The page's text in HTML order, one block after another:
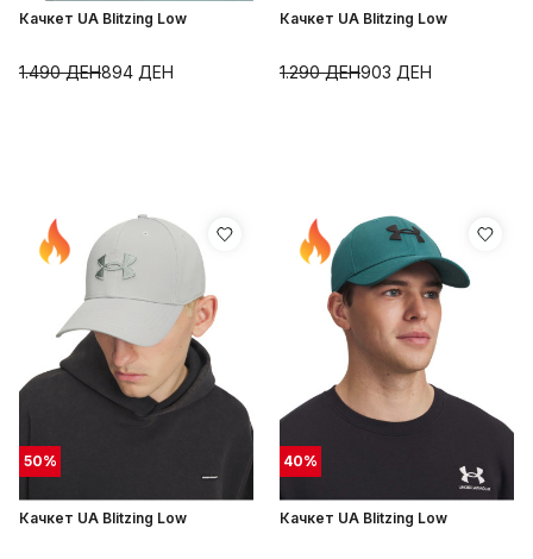
Качкет UA Blitzing Low
894 ДЕН
1.490ДЕН
Качкет UA Blitzing Low
903 ДЕН
1.290ДЕН
50%
Качкет UA Blitzing Low
40%
Качкет UA Blitzing Low